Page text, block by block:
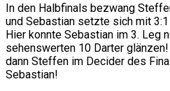
In den Halbfinals bezwang
und Sebastian setzte sich mit
Hier konnte Sebastian im 3. Leg
sehenswerten 10 Darter
dann Steffen im Decider des
Sebastian!